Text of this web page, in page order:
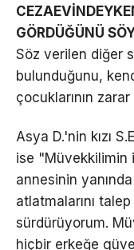
GÖRDÜĞÜNÜ
Söz verilen diğer
bulunduğunu,
çocuklarının
Asya D.'nin kızı
ise "Müvekkilimin
annesinin
atlatmalarını
sürdürüyorum.
hiçbir erkeğe